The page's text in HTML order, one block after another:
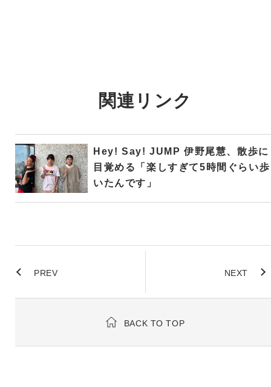
関連リンク
Hey! Say! JUMP 伊野尾慧、散歩に
目覚める「楽しすぎて5時間ぐらい歩
いたんです」
PREV NEXT
BACK TO TOP